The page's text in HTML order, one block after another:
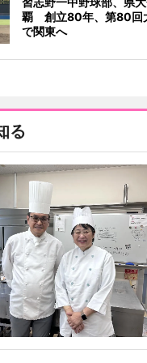
覇 創立80年、第80回
で関東へ
る